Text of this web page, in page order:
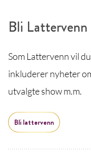
Bli
Som Lattervenn vil
inkluderer nyheter
utvalgte show m.m.
Bli lattervenn